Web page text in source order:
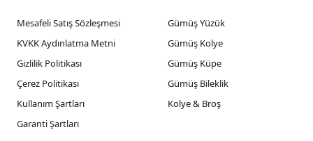
Mesafeli Satış Sözleşmesi
KVKK Aydınlatma Metni
Gizlilik Politikası
Çerez Politikası
Kullanım Şartları
Garanti Şartları
Gümüş Yüzük
Gümüş Kolye
Gümüş Küpe
Gümüş Bileklik
Kolye & Broş